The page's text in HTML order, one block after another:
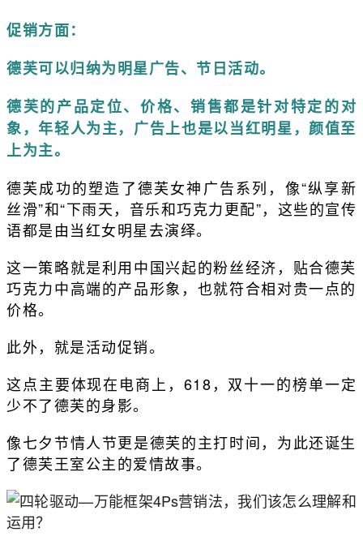
促销方面：
德芙可以归纳为明星广告、节日活动。
德芙的产品定位、价格、销售都是针对特定的对
象，年轻人为主，广告上也是以当红明星，颜值至
上为主。
德芙成功的塑造了德芙女神广告系列，像“纵享新
丝滑”和“下雨天，音乐和巧克力更配”，这些的宣传
语都是由当红女明星去演绎。
这一策略就是利用中国兴起的粉丝经济，贴合德芙
巧克力中高端的产品形象，也就符合相对贵一点的
价格。
此外，就是活动促销。
这点主要体现在电商上，618，双十一的榜单一定
少不了德芙的身影。
像七夕节情人节更是德芙的主打时间，为此还诞生
了德芙王室公主的爱情故事。